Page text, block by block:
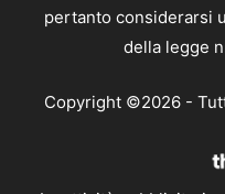
pertanto considerarsi
della legge
Copyright ©2026 -